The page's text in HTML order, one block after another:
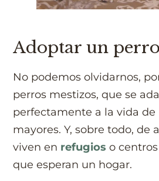
Adoptar un
No podemos olvidarnos,
perros mestizos, que se
perfectamente a la vida de
mayores. Y, sobre todo, de
viven en refugios o
que esperan un hogar.